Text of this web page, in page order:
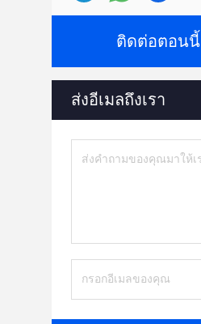
ติดต่อตอนนี้
ส่งอีเมลถึงเรา